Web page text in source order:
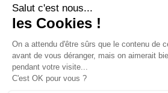
Contact
Une question, une suggestion ?
N’hésitez pas à nous contacter :
Contacter nous